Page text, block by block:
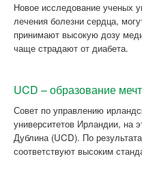
Новое исследование ученых
лечения болезни сердца,
принимают высокую дозу
чаще страдают от диабета.
UCD – образование
Совет по управлению
университетов Ирландии, на
Дублина (UCD). По
соответствуют высоким